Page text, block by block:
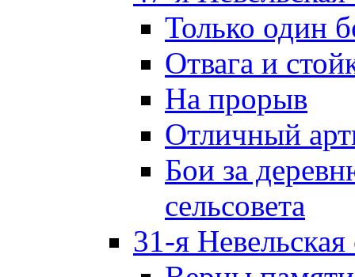
Только один
Отвага и
На прорыв
Отличный
Бои за
сельсовета
31-я Невельская